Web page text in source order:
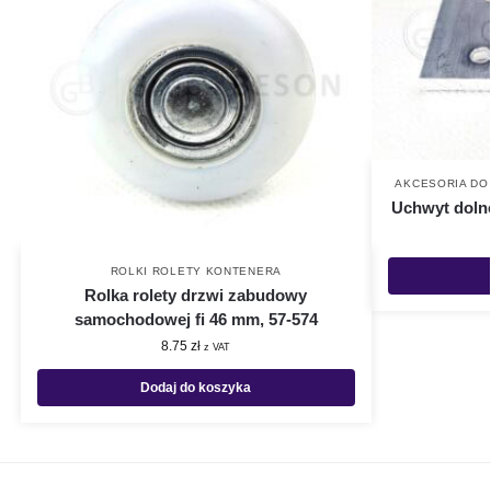
ROLKI ROLETY KONTENERA
Rolka rolety drzwi zabudowy
samochodowej fi 46 mm, 57-574
8.75zł z VAT
Dodaj do koszyka
AKCESORIA
Uchwyt